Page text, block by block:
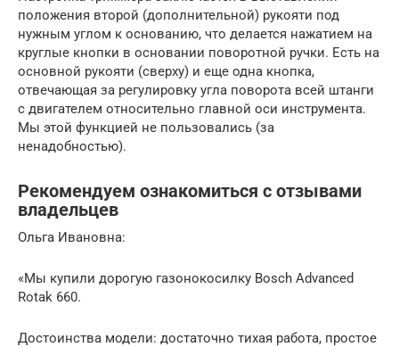
положения второй (дополнительной) рукояти под
нужным углом к основанию, что делается нажатием на
круглые кнопки в основании поворотной ручки. Есть на
основной рукояти (сверху) и еще одна кнопка,
отвечающая за регулировку угла поворота всей штанги
с двигателем относительно главной оси инструмента.
Мы этой функцией не пользовались (за
ненадобностью).
Рекомендуем ознакомиться с отзывами
владельцев
Ольга Ивановна:
«Мы купили дорогую газонокосилку Bosch Advanced
Rotak 660.
Достоинства модели: достаточно тихая работа, простое